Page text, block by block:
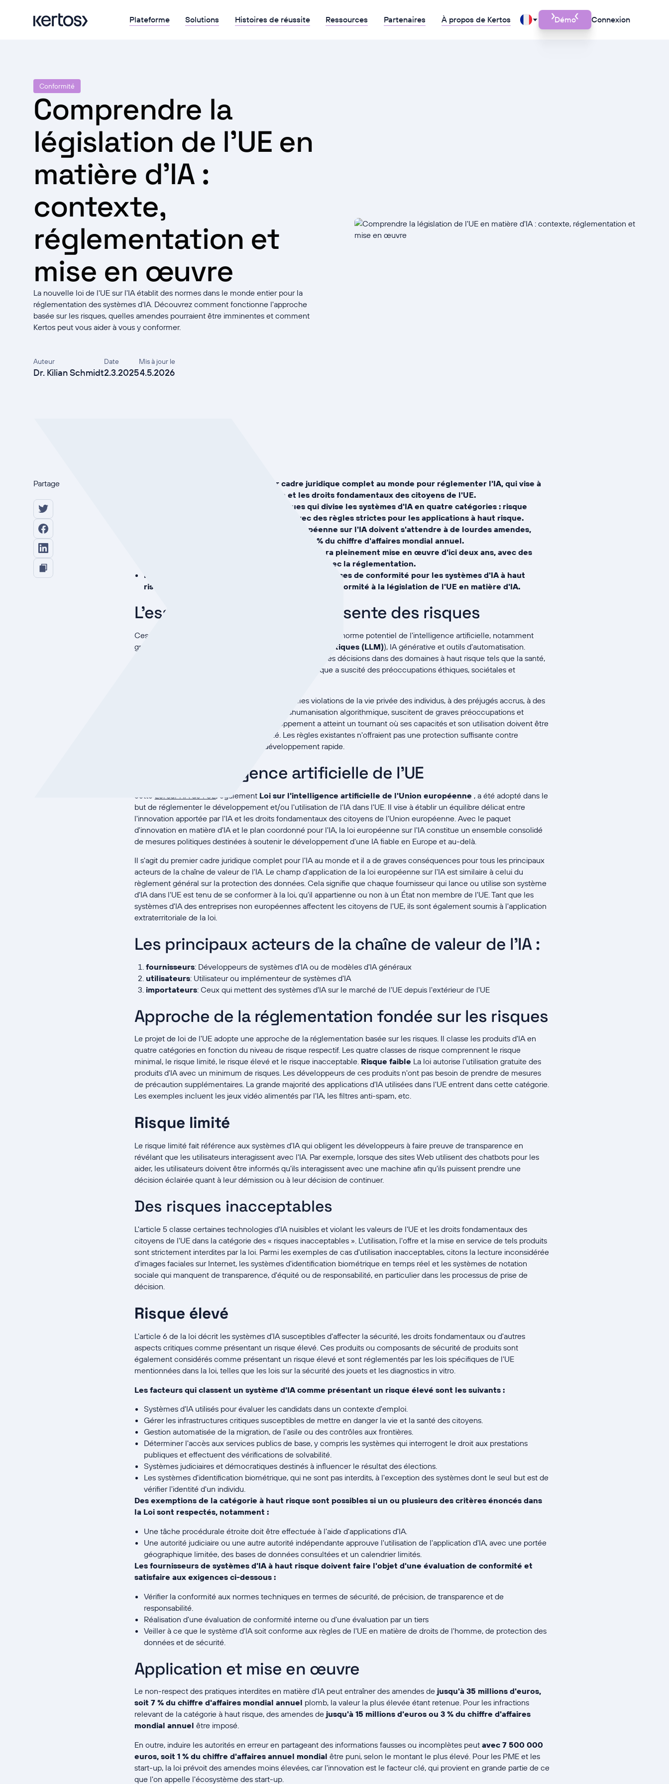
Plateforme Solutions Histoires de réussite Ressources Partenaires À propos de Kertos Démo Connexion
Conformité
Comprendre la
législation de l'UE en
matière d'IA :
contexte,
réglementation et
mise en œuvre
La nouvelle loi de l'UE sur l'IA établit des normes dans le monde entier pour la
réglementation des systèmes d'IA. Découvrez comment fonctionne l'approche
basée sur les risques, quelles amendes pourraient être imminentes et comment
Kertos peut vous aider à vous y conformer.
Auteur
Dr. Kilian Schmidt
Date
2.3.2025
Mis à jour le
4.5.2026
Partage
La loi sur l'IA de l'UE est le premier cadre juridique complet au monde pour réglementer l'IA, qui vise à
créer un équilibre entre l'innovation et les droits fondamentaux des citoyens de l'UE.
Il suit une approche basée sur les risques qui divise les systèmes d'IA en quatre catégories : risque
minimal, limité, élevé et inacceptable, avec des règles strictes pour les applications à haut risque.
Les entreprises qui enfreignent la loi européenne sur l'IA doivent s'attendre à de lourdes amendes,
pouvant atteindre 35 millions d'euros, soit 7 % du chiffre d'affaires mondial annuel.
La loi est entrée en vigueur en août 2024 et sera pleinement mise en œuvre d'ici deux ans, avec des
délais échelonnés pour la mise en conformité avec la réglementation.
Kertos aide les entreprises à répondre aux exigences de conformité pour les systèmes d'IA à haut
risque et fournit des solutions pour garantir la conformité à la législation de l'UE en matière d'IA.
L'essor fulgurant de l'IA présente des risques
Ces dernières années, nous avons été impressionnés par l'énorme potentiel de l'intelligence artificielle, notamment
grâce à
la diffusion rapide de grands modèles linguistiques (LLM)), IA générative et outils d'automatisation.
Cependant, l'utilisation croissante de l'IA pour prendre des décisions dans des domaines à haut risque tels que la santé,
le recrutement, l'éducation et le commerce électronique a suscité des préoccupations éthiques, sociétales et
Les déficiences de l'IA, associées à de potentielles violations de la vie privée des individus, à des préjugés accrus, à des
processus décisionnels opaques et à une déshumanisation algorithmique, suscitent de graves préoccupations et
nécessitent une réglementation. Le développement a atteint un tournant où ses capacités et son utilisation doivent être
équilibrées avec son impact sur la société. Les règles existantes n'offraient pas une protection suffisante contre
l'adaptabilité, les effets éthiques et le développement rapide.
Loi sur l'intelligence artificielle de l'UE
cette Loi sur l'IA de l'UE , également Loi sur l'intelligence artificielle de l'Union européenne , a été adopté dans le
but de réglementer le développement et/ou l'utilisation de l'IA dans l'UE. Il vise à établir un équilibre délicat entre
l'innovation apportée par l'IA et les droits fondamentaux des citoyens de l'Union européenne. Avec le paquet
d'innovation en matière d'IA et le plan coordonné pour l'IA, la loi européenne sur l'IA constitue un ensemble consolidé
de mesures politiques destinées à soutenir le développement d'une IA fiable en Europe et au-delà.
Il s'agit du premier cadre juridique complet pour l'IA au monde et il a de graves conséquences pour tous les principaux
acteurs de la chaîne de valeur de l'IA. Le champ d'application de la loi européenne sur l'IA est similaire à celui du
règlement général sur la protection des données. Cela signifie que chaque fournisseur qui lance ou utilise son système
d'IA dans l'UE est tenu de se conformer à la loi, qu'il appartienne ou non à un État non membre de l'UE. Tant que les
systèmes d'IA des entreprises non européennes affectent les citoyens de l'UE, ils sont également soumis à l'application
extraterritoriale de la loi.
Les principaux acteurs de la chaîne de valeur de l'IA :
fournisseurs: Développeurs de systèmes d'IA ou de modèles d'IA généraux
utilisateurs: Utilisateur ou implémenteur de systèmes d'IA
importateurs: Ceux qui mettent des systèmes d'IA sur le marché de l'UE depuis l'extérieur de l'UE
Approche de la réglementation fondée sur les risques
Le projet de loi de l'UE adopte une approche de la réglementation basée sur les risques. Il classe les produits d'IA en
quatre catégories en fonction du niveau de risque respectif. Les quatre classes de risque comprennent le risque
minimal, le risque limité, le risque élevé et le risque inacceptable. Risque faible La loi autorise l'utilisation gratuite des
produits d'IA avec un minimum de risques. Les développeurs de ces produits n'ont pas besoin de prendre de mesures
de précaution supplémentaires. La grande majorité des applications d'IA utilisées dans l'UE entrent dans cette catégorie.
Les exemples incluent les jeux vidéo alimentés par l'IA, les filtres anti-spam, etc.
Risque limité
Le risque limité fait référence aux systèmes d'IA qui obligent les développeurs à faire preuve de transparence en
révélant que les utilisateurs interagissent avec l'IA. Par exemple, lorsque des sites Web utilisent des chatbots pour les
aider, les utilisateurs doivent être informés qu'ils interagissent avec une machine afin qu'ils puissent prendre une
décision éclairée quant à leur démission ou à leur décision de continuer.
Des risques inacceptables
L'article 5 classe certaines technologies d'IA nuisibles et violant les valeurs de l'UE et les droits fondamentaux des
citoyens de l'UE dans la catégorie des « risques inacceptables ». L'utilisation, l'offre et la mise en service de tels produits
sont strictement interdites par la loi. Parmi les exemples de cas d'utilisation inacceptables, citons la lecture inconsidérée
d'images faciales sur Internet, les systèmes d'identification biométrique en temps réel et les systèmes de notation
sociale qui manquent de transparence, d'équité ou de responsabilité, en particulier dans les processus de prise de
décision.
Risque élevé
L'article 6 de la loi décrit les systèmes d'IA susceptibles d'affecter la sécurité, les droits fondamentaux ou d'autres
aspects critiques comme présentant un risque élevé. Ces produits ou composants de sécurité de produits sont
également considérés comme présentant un risque élevé et sont réglementés par les lois spécifiques de l'UE
mentionnées dans la loi, telles que les lois sur la sécurité des jouets et les diagnostics in vitro.
Les facteurs qui classent un système d'IA comme présentant un risque élevé sont les suivants :
Systèmes d'IA utilisés pour évaluer les candidats dans un contexte d'emploi.
Gérer les infrastructures critiques susceptibles de mettre en danger la vie et la santé des citoyens.
Gestion automatisée de la migration, de l'asile ou des contrôles aux frontières.
Déterminer l'accès aux services publics de base, y compris les systèmes qui interrogent le droit aux prestations
publiques et effectuent des vérifications de solvabilité.
Systèmes judiciaires et démocratiques destinés à influencer le résultat des élections.
Les systèmes d'identification biométrique, qui ne sont pas interdits, à l'exception des systèmes dont le seul but est de
vérifier l'identité d'un individu.
Des exemptions de la catégorie à haut risque sont possibles si un ou plusieurs des critères énoncés dans
la Loi sont respectés, notamment :
Une tâche procédurale étroite doit être effectuée à l'aide d'applications d'IA.
Une autorité judiciaire ou une autre autorité indépendante approuve l'utilisation de l'application d'IA, avec une portée
géographique limitée, des bases de données consultées et un calendrier limités.
Les fournisseurs de systèmes d'IA à haut risque doivent faire l'objet d'une évaluation de conformité et
satisfaire aux exigences ci-dessous :
Vérifier la conformité aux normes techniques en termes de sécurité, de précision, de transparence et de
responsabilité.
Réalisation d'une évaluation de conformité interne ou d'une évaluation par un tiers
Veiller à ce que le système d'IA soit conforme aux règles de l'UE en matière de droits de l'homme, de protection des
données et de sécurité.
Application et mise en œuvre
Le non-respect des pratiques interdites en matière d'IA peut entraîner des amendes de jusqu'à 35 millions d'euros,
soit 7 % du chiffre d'affaires mondial annuel plomb, la valeur la plus élevée étant retenue. Pour les infractions
relevant de la catégorie à haut risque, des amendes de jusqu'à 15 millions d'euros ou 3 % du chiffre d'affaires
mondial annuel être imposé.
En outre, induire les autorités en erreur en partageant des informations fausses ou incomplètes peutavec 7 500 000
euros, soit 1 % du chiffre d'affaires annuel mondial être puni, selon le montant le plus élevé. Pour les PME et les
start-up, la loi prévoit des amendes moins élevées, car l'innovation est le facteur clé, qui provient en grande partie de ce
que l'on appelle l'écosystème des start-up.